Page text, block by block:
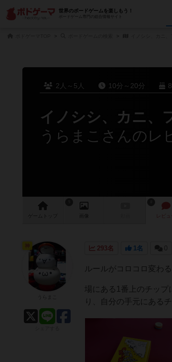
世界のボードゲームを楽しもう！
ボードゲーム専門の総合情報サイト
2人～5人 10分～20分
イノシシ、カニ、
うらまこさんのレ
ゲーム 画像 レビュ
293名 1名 0
ルールがコロコロ変わ
場にある1番上のチップ
り、自分の手元にある